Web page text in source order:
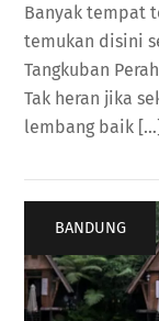
Banyak tempat
temukan disini
Tangkuban
Tak heran jika
lembang baik […]
BANDUNG